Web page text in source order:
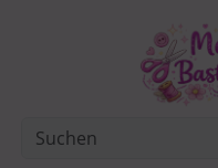
Springe zur Navigation